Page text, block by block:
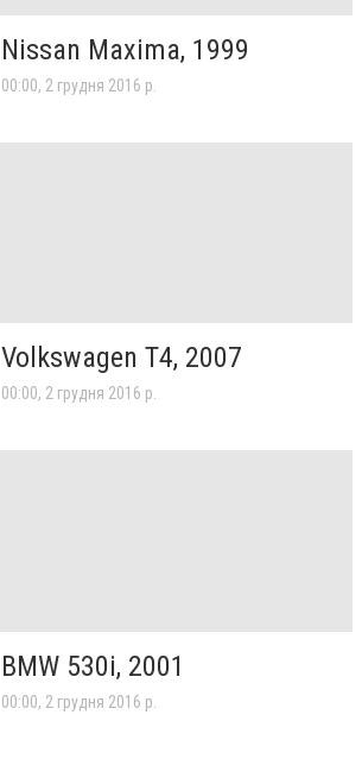
Nissan Maxima, 1999
00:00, 2 грудня 2016 р.
Volkswagen T4, 2007
00:00, 2 грудня 2016 р.
BMW 530i, 2001
00:00, 2 грудня 2016 р.